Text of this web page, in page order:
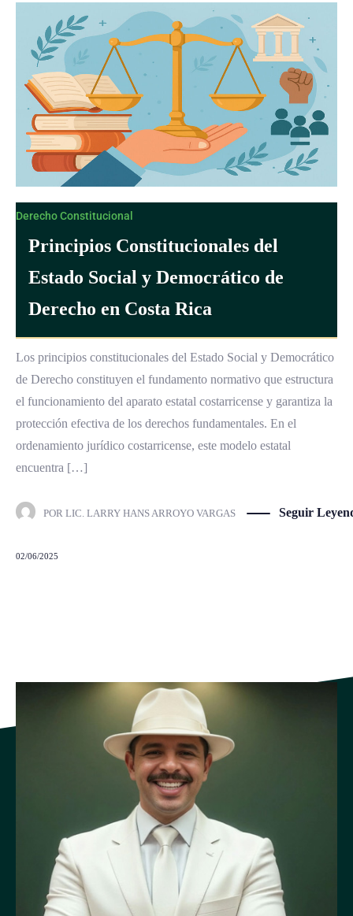
Derecho Constitucional
Principios Constitucionales del
Estado Social y Democrático de
Derecho en Costa Rica
Los principios constitucionales del Estado Social y Democrático
de Derecho constituyen el fundamento normativo que estructura
el funcionamiento del aparato estatal costarricense y garantiza la
protección efectiva de los derechos fundamentales. En el
ordenamiento jurídico costarricense, este modelo estatal
encuentra […]
POR LIC. LARRY HANS ARROYO VARGAS Seguir
02/06/2025